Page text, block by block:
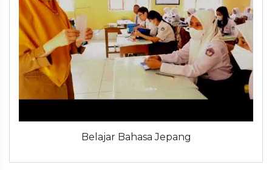
Belajar Bahasa Jepang